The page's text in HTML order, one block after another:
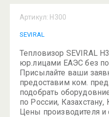
Артикул: H300
SEVIRAL
Тепловизор SEVIRAL
юр.лицами ЕАЭС без
Присылайте ваши
предоставим ком.
подобрать
по России,
Цены производителя и